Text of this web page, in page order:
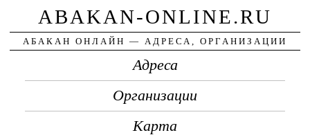
ABAKAN-ONLINE.RU
АБАКАН ОНЛАЙН — АДРЕСА, ОРГАНИЗАЦИИ
Адреса
Организации
Карта